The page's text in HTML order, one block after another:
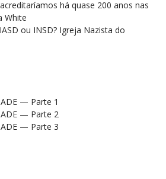
há quase 200 anos nas
White
IASD ou INSD? Igreja Nazista do
— Parte 1
— Parte 2
— Parte 3